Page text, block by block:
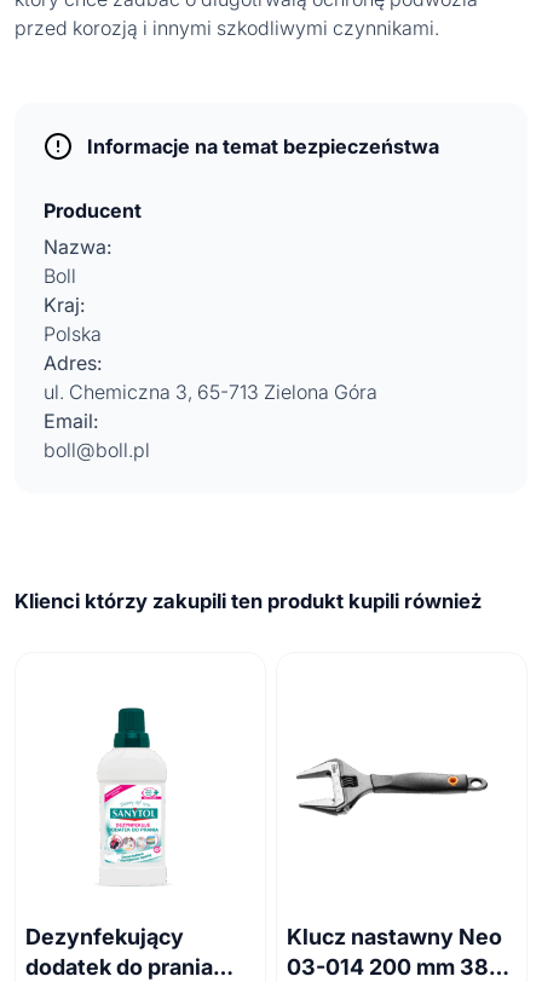
przed korozją i innymi szkodliwymi czynnikami.
Informacje na temat bezpieczeństwa
Producent
Nazwa:
Boll
Kraj:
Polska
Adres:
ul. Chemiczna 3, 65-713 Zielona Góra
Email:
boll@boll.pl
Klienci którzy zakupili ten produkt kupili również
Dezynfekujący
dodatek do prania
Klucz nastawny Neo
03-014 200 mm 38